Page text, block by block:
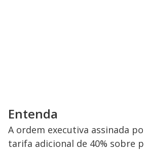
Entenda
A ordem executiva assinada
tarifa adicional de 40% sobre